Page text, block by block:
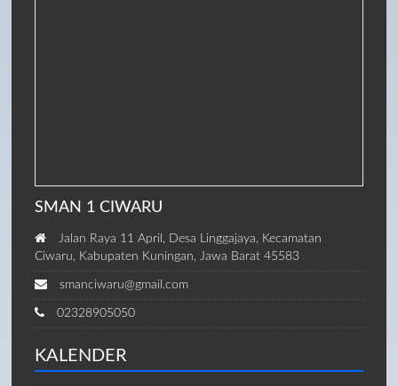
SMAN 1 CIWARU
Jalan Raya 11 April, Desa Linggajaya, Kecamatan
Ciwaru, Kabupaten Kuningan, Jawa Barat 45583
smanciwaru@gmail.com
02328905050
KALENDER